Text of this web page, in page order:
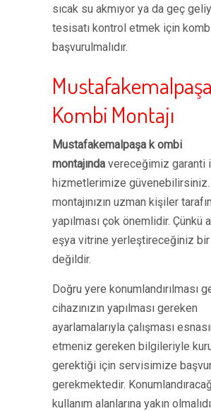
sıcak su akmıyor ya da geç
tesisatı kontrol etmek için
başvurulmalıdır.
Mustafakemalpaşa
Kombi Montajı
Mustafakemalpaşa k ombi
montajında vereceğimiz garanti
hizmetlerimize
montajınızın uzman kişiler
yapılması çok önemlidir. Çünkü
eşya vitrine yerleştireceğiniz
değildir.
Doğru yere konumlandırılması
cihazınızın yapılması gereken
ayarlamalarıyla çalışması
etmeniz gereken bilgileriyle
gerektiği için servisimize
gerekmektedir.
kullanım alanlarına yakın